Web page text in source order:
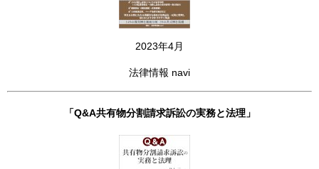
2023年4月
法律情報 navi
「Q&A共有物分割請求訴訟の実務と法理」